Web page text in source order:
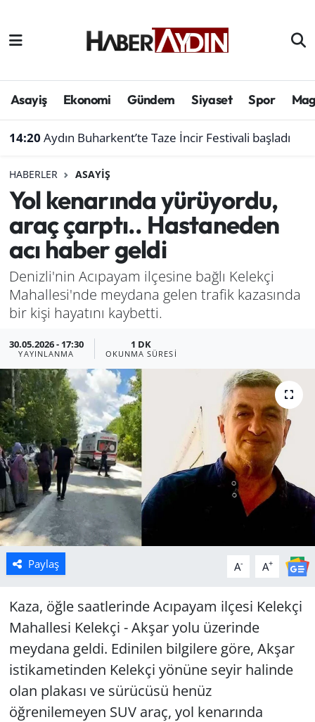
Asayiş Ekonomi Gündem Siyaset Spor
14:20 Aydın Buharkent’te Taze İncir Festivali başladı
HABERLER ASAYIŞ
Yol kenarında yürüyordu,
araç çarptı.. Hastaneden
acı haber geldi
Denizli'nin Acıpayam ilçesine bağlı Kelekçi
Mahallesi'nde meydana gelen trafik kazasında
bir kişi hayatını kaybetti.
30.05.2026 - 17:30
YAYINLANMA
1 DK
OKUNMA SÜRESI
Paylaş A- A+
Kaza, öğle saatlerinde Acıpayam ilçesi Kelekçi
Mahallesi Kelekçi - Akşar yolu üzerinde
meydana geldi. Edinilen bilgilere göre, Akşar
istikametinden Kelekçi yönüne seyir halinde
olan plakası ve sürücüsü henüz
öğrenilemeyen SUV araç, yol kenarında
Afyonkarahisar
Çevre
Genel
Haber
Izmir
Kütahya
Manisa
Muğla
Politika
Uşak
Aydın Hava Durumu
Süper Lig Puan Durumu ve Fikstür
Son Dakika Haberleri
Haber Arşivi